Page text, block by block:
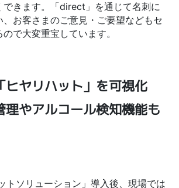
できます。「direct」を通じて名刺に
、お客さまのご意見・ご要望などもセ
で大変重宝しています。
ヒヤリハット」を可視化
理やアルコール検知機能も
トソリューション」導入後、現場では